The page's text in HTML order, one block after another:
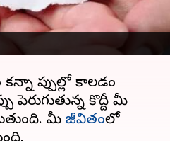
అప్పులాంటిది అంటారు.
మండుతున్నట్టుగా
అప్పు పెరిగినట్టుగా
నిప్పుల్లో కాలడం
పెరుగుతున్న కొద్దీ మీ
మీ జీవితంలో